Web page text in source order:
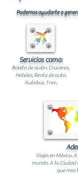
Podemos ayudarte a
Servicios como:
Boleto de avión, Cruceros,
Hoteles, Renta de auto,
Autobus, Tren.
Viajes en México,
mundo, A tu Ciudad
que mas